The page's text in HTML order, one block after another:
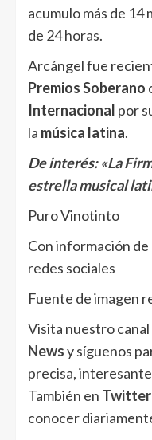
acumulo más de 14
de 24 horas.
Arcángel fue
Premios Soberano
Internacional por
la música latina.
De interés:«La
estrella musical
Puro Vinotinto
Con información
redes sociales
Fuente de imagen
Visita nuestro
Newsy síguenos
precisa,
También en Twitter
conocer